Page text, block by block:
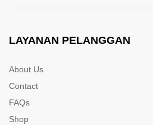
LAYANAN PELANGGAN
About Us
Contact
FAQs
Shop